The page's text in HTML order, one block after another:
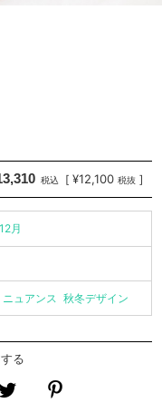
税込 [ ¥12,100 税抜 ]
月
ュアンス 秋冬デザイン
る